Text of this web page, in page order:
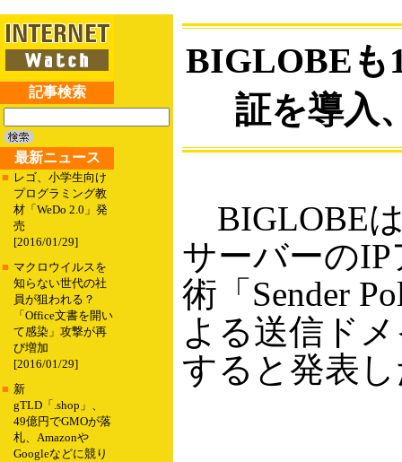
記事検索
最新ニュース
■ レゴ、小学生向け
プログラミング教
材「WeDo 2.0」発
売
[2016/01/29]
■ マクロウイルスを
知らない世代の社
員が狙われる？
「Office文書を開い
て感染」攻撃が再
び増加
[2016/01/29]
■ 新
gTLD「.shop」、
49億円でGMOが落
札、Amazonや
Googleなどに競り
BIGLOBEも
証を導入
BIGLOBE
サーバーの
術「Sender
よる送信ド
すると発表